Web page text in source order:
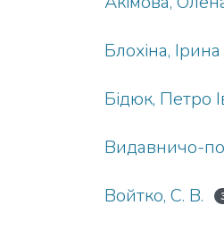
Блохіна,
Бідюк, Петро
Видавничо-
Войтко, С. В.